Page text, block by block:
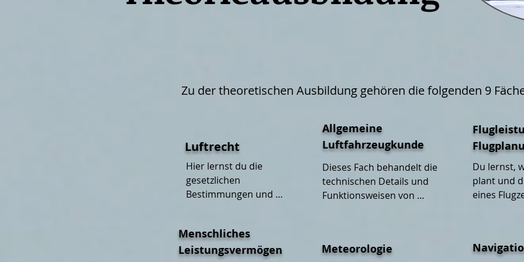
die Rechte eines
informiere dich hier
einer der Dinge
Zu der theoretischen Ausbildung gehören die folgenden 9
Luftrecht
Hier lernst du die
gesetzlichen
Bestimmungen und
Allgemeine
Luftfahrzeugkunde
Dieses Fach behandelt die
technischen Details und
Funktionsweisen von
welchen Teilen es besteht.
Du lernst,
plant und
eines
Menschliches
Leistungsvermögen
Meteorologie